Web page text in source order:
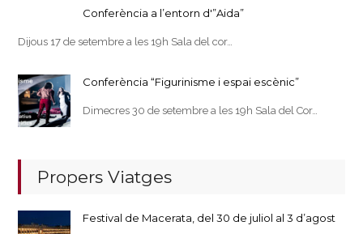
Conferència a l’entorn d'”Aida”
Dijous 17 de setembre a les 19h Sala del cor…
Conferència “Figurinisme i espai escènic”
Dimecres 30 de setembre a les 19h Sala del Cor…
Propers Viatges
Festival de Macerata, del 30 de juliol al 3 d’agost